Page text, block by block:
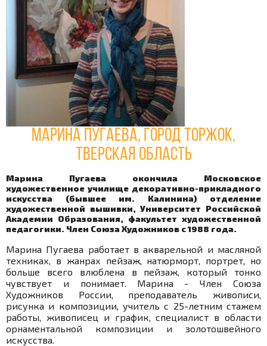
Марина Пугаева, город Торжок,
Тверская область
Марина Пугаева окончила Московское
художественное училище декоративно-прикладного
искусства (бывшее им. Калинина) отделение
художественной вышивки, Университет Российской
Академии Образования, факультет художественной
педагогики. Член Союза Художников с 1988 года.
Марина Пугаева работает в акварельной и масляной
техниках, в жанрах пейзаж, натюрморт, портрет, но
больше всего влюблена в пейзаж, который тонко
чувствует и понимает. Марина - Член Союза
Художников России, преподаватель живописи,
рисунка и композиции, учитель с 25-летним стажем
работы, живописец и график, специалист в области
орнаментальной композиции и золотошвейного
искусства.